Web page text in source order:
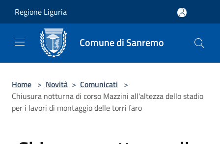
Regione Liguria
Comune di Sanremo
Home > Novità > Comunicati >
Chiusura notturna di corso Mazzini all'altezza dello stadio
per i lavori di montaggio delle torri faro